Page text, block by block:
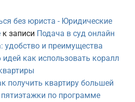
без юриста - Юридические
к записи Подача в суд онлайн
удобство и преимущества
идей как использовать коралл
получить квартиру большей
по программе